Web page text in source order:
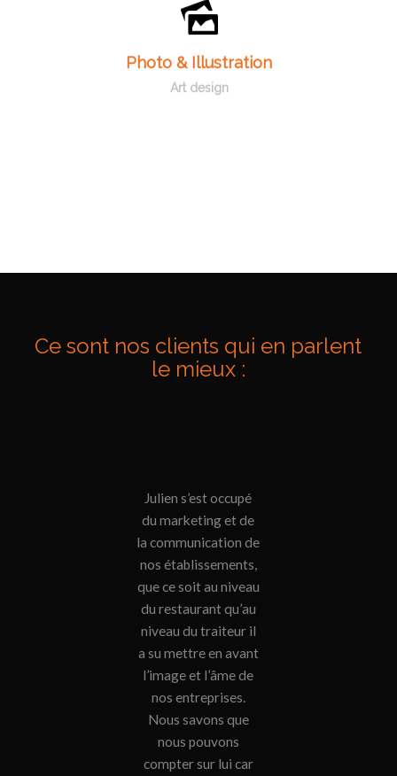
Photo & Illustration
Art design
Des illustrateurs à votre service pour réaliser
Contactez-nous
Ce sont nos clients qui en parlent
le mieux :
Julien s’est occupé
du marketing et de
la communication de
nos établissements,
que ce soit au niveau
du restaurant qu’au
niveau du traiteur il
a su mettre en avant
l’image et l’âme de
nos entreprises.
Nous savons que
nous pouvons
compter sur lui car